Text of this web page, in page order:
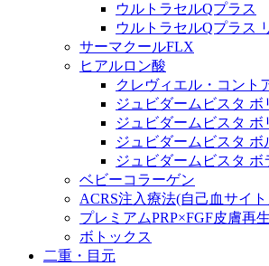
ウルトラセルQプラス
ウルトラセルQプラス
サーマクールFLX
ヒアルロン酸
クレヴィエル・コント
ジュビダームビスタ ボ
ジュビダームビスタ ボ
ジュビダームビスタ ボ
ジュビダームビスタ ボ
ベビーコラーゲン
ACRS注入療法(自己血サイ
プレミアムPRP×FGF皮膚再
ボトックス
二重・目元